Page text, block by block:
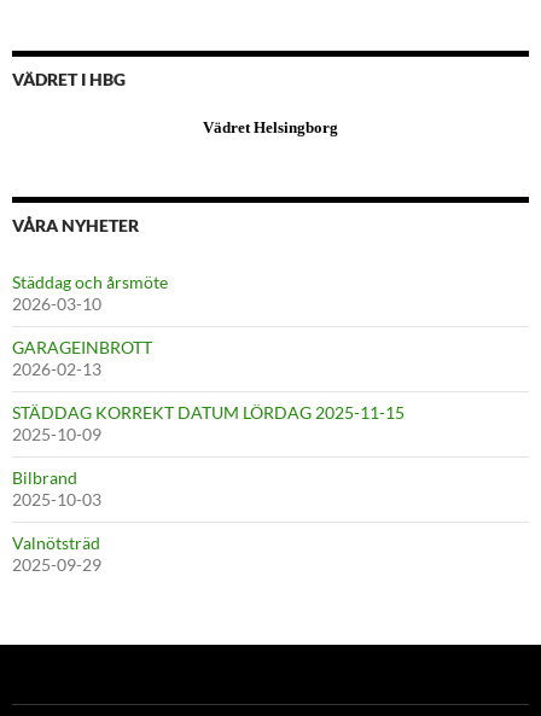
VÄDRET I HBG
Vädret Helsingborg
VÅRA NYHETER
Städdag och årsmöte
2026-03-10
GARAGEINBROTT
2026-02-13
STÄDDAG KORREKT DATUM LÖRDAG 2025-11-15
2025-10-09
Bilbrand
2025-10-03
Valnötsträd
2025-09-29